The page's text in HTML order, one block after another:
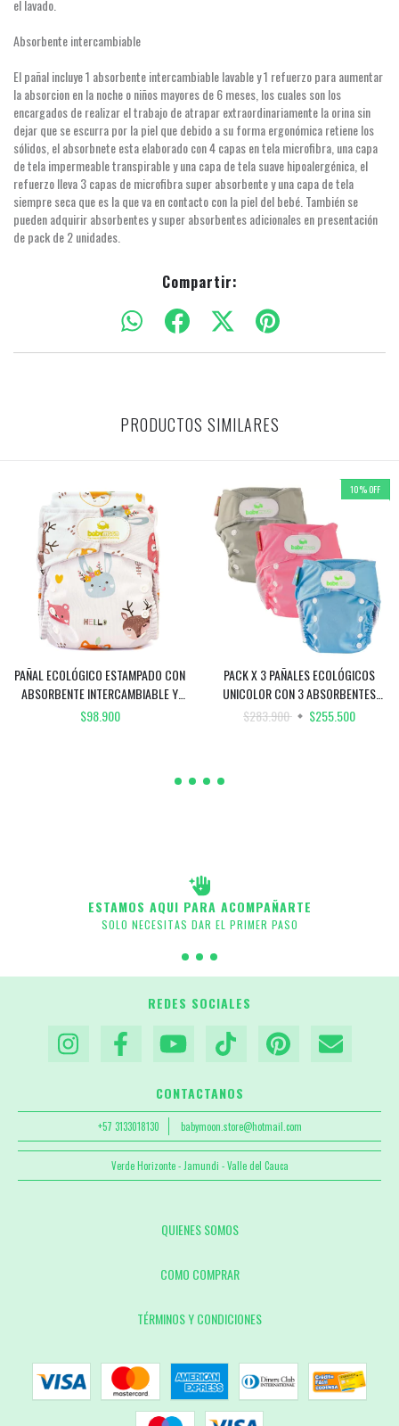
el lavado.
Absorbente intercambiable
El pañal incluye 1 absorbente intercambiable lavable y 1 refuerzo para aumentar
la absorcion en la noche o niños mayores de 6 meses, los cuales son los
encargados de realizar el trabajo de atrapar extraordinariamente la orina sin
dejar que se escurra por la piel que debido a su forma ergonómica retiene los
sólidos, el absorbnete esta elaborado con 4 capas en tela microfibra, una capa
de tela impermeable transpirable y una capa de tela suave hipoalergénica, el
refuerzo lleva 3 capas de microfibra super absorbente y una capa de tela
siempre seca que es la que va en contacto con la piel del bebé. También se
pueden adquirir absorbentes y super absorbentes adicionales en presentación
de pack de 2 unidades.
Compartir:
PRODUCTOS SIMILARES
PAÑAL ECOLÓGICO ESTAMPADO CON
ABSORBENTE INTERCAMBIABLE Y
REFUERZO / UNITALLA DE 0 A 30
$98.900
10% OFF
PACK X 3 PAÑALES ECOLÓGICOS
UNICOLOR CON 3 ABSORBENTES
INTERCAMBIABLES + 3 REFUERZOS /
$283.900 $255.500
ESTAMOS AQUI PARA ACOMPAÑARTE
SOLO NECESITAS DAR EL PRIMER PASO
REDES SOCIALES
CONTACTANOS
+57 3133018130 babymoon.store@hotmail.com
Verde Horizonte - Jamundi - Valle del Cauca
QUIENES SOMOS
COMO COMPRAR
TÉRMINOS Y CONDICIONES